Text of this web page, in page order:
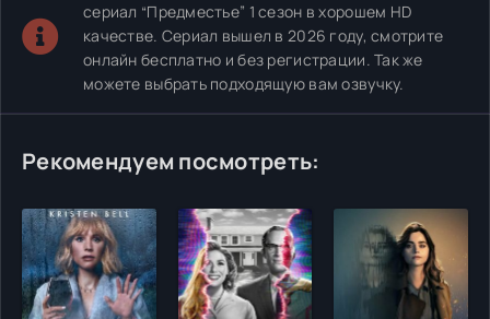
сериал “Предместье” 1 сезон в хорошем HD
качестве. Сериал вышел в 2026 году, смотрите
онлайн бесплатно и без регистрации. Так же
можете выбрать подходящую вам озвучку.
Рекомендуем посмотреть: